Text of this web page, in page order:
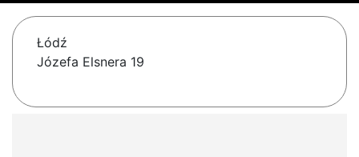
Łódź
Józefa Elsnera 19